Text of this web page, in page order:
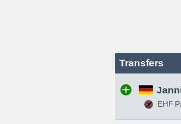
Transfers
EHF